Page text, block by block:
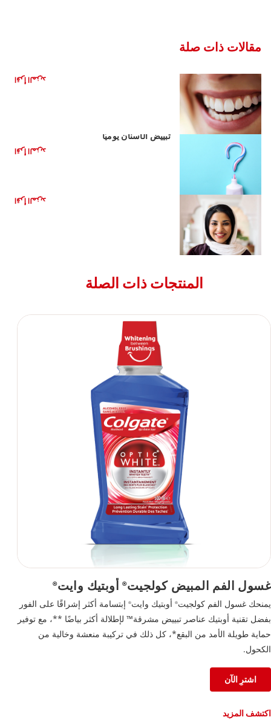
مقالات ذات صلة
اقرأ المزيد
تبييض الأسنان يوميًّا
اقرأ المزيد
اقرأ المزيد
المنتجات ذات الصلة
غسول الفم المبيض كولجيت®أوبتيك وايت®
يمنحك غسول الفم كولجيت® أوبتيك وايت® إبتسامة أكثر إشراقًا على الفور
بفضل تقنية أوبتيك عناصر تبييض مشرقة™ لإطلالة أكثر بياضًا **، مع توفير
حماية طويلة الأمد من البقع*، كل ذلك في تركيبة منعشة وخالية من
الكحول.
اشترِ الآن
اكتشف المزيد